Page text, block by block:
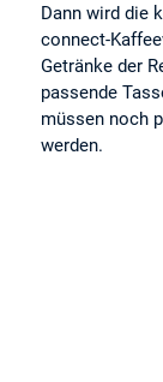
Dann wird die
connect-
Getränke der
passende
müssen noch
werden.